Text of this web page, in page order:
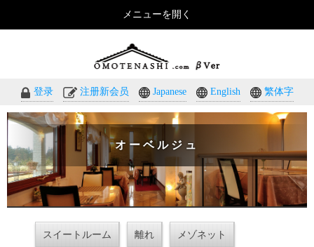
登录 注册新会员 Japanese English 繁体字
オーベルジュ
スイートルーム 離れ メゾネット
メニューを開く